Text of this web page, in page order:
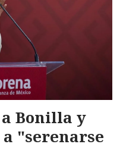
Bonilla y
"serenarse